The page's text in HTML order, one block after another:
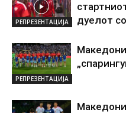
РЕПРЕЗЕНТАЦИЈА
дуелот
РЕПРЕЗЕНТАЦИЈА